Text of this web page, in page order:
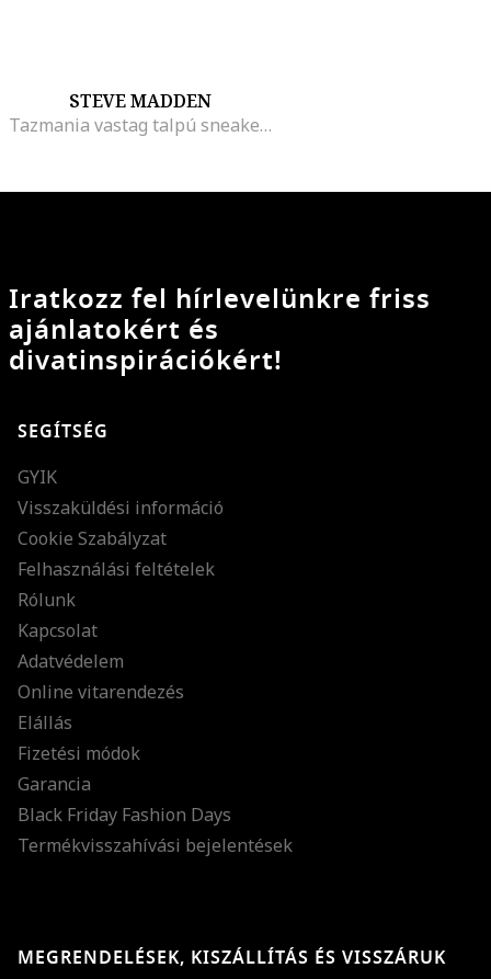
STEVE MADDEN
Tazmania vastag talpú sneaker hálós anyagú részletekkel, Mandarinszín/Halványlila/Törtfehér
Iratkozz fel hírlevelünkre friss
ajánlatokért és
divatinspirációkért!
SEGÍTSÉG
GYIK
Visszaküldési információ
Cookie Szabályzat
Felhasználási feltételek
Rólunk
Kapcsolat
Adatvédelem
Online vitarendezés
Elállás
Fizetési módok
Garancia
Black Friday Fashion Days
Termékvisszahívási bejelentések
MEGRENDELÉSEK, KISZÁLLÍTÁS ÉS VISSZÁRUK